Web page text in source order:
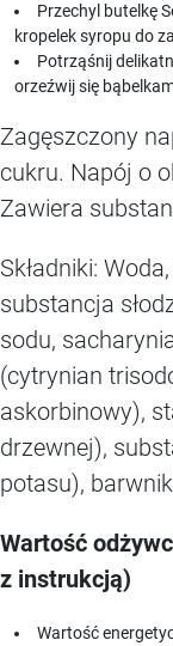
Przechyl butelkę
kropelek syropu do
Potrząśnij
orzeźwij się
Zagęszczony
cukru. Napój o
Zawiera
Składniki:
substancja
sodu,
(cytrynian
askorbinowy),
drzewnej),
potasu),
Wartość
z instrukcją)
Wartość